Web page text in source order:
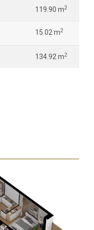
119.90 m2
15.02 m2
134.92 m2